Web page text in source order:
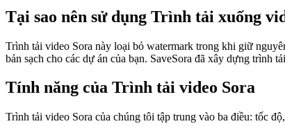
Tại sao nên sử dụng Trình tải xuống
Trình tải video Sora này loại bỏ watermark trong khi giữ
bản sạch cho các dự án của bạn. SaveSora đã xây dựng trình
Tính năng của Trình tải video Sora
Trình tải video Sora của chúng tôi tập trung vào ba điều: tốc